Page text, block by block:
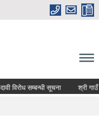
सम्बन्धी सूचना